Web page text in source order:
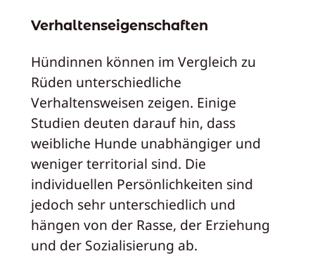
Verhaltenseigenschaften
Hündinnen können im Vergleich zu
Rüden unterschiedliche
Verhaltensweisen zeigen. Einige
Studien deuten darauf hin, dass
weibliche Hunde unabhängiger und
weniger territorial sind. Die
individuellen Persönlichkeiten sind
jedoch sehr unterschiedlich und
hängen von der Rasse, der Erziehung
und der Sozialisierung ab.